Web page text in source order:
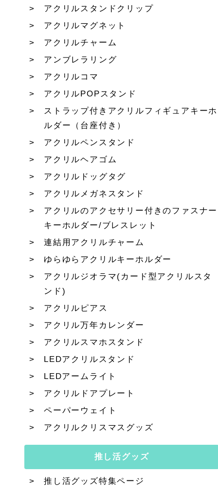
アクリルスタンドクリップ
アクリルマグネット
アクリルチャーム
アンブレラリング
アクリルコマ
アクリルPOPスタンド
ストラップ付きアクリルフィギュアキーホ
ルダー（台座付き）
アクリルペンスタンド
アクリルヘアゴム
アクリルドッグタグ
アクリルメガネスタンド
アクリルのアクセサリー付きのファスナー
キーホルダー/ブレスレット
連結用アクリルチャーム
ゆらゆらアクリルキーホルダー
アクリルジオラマ(カード型アクリルスタ
ンド)
アクリルピアス
アクリル万年カレンダー
アクリルスマホスタンド
LEDアクリルスタンド
LEDアームライト
アクリルドアプレート
ペーパーウェイト
アクリルクリスマスグッズ
推し活グッズ
推し活グッズ特集ページ